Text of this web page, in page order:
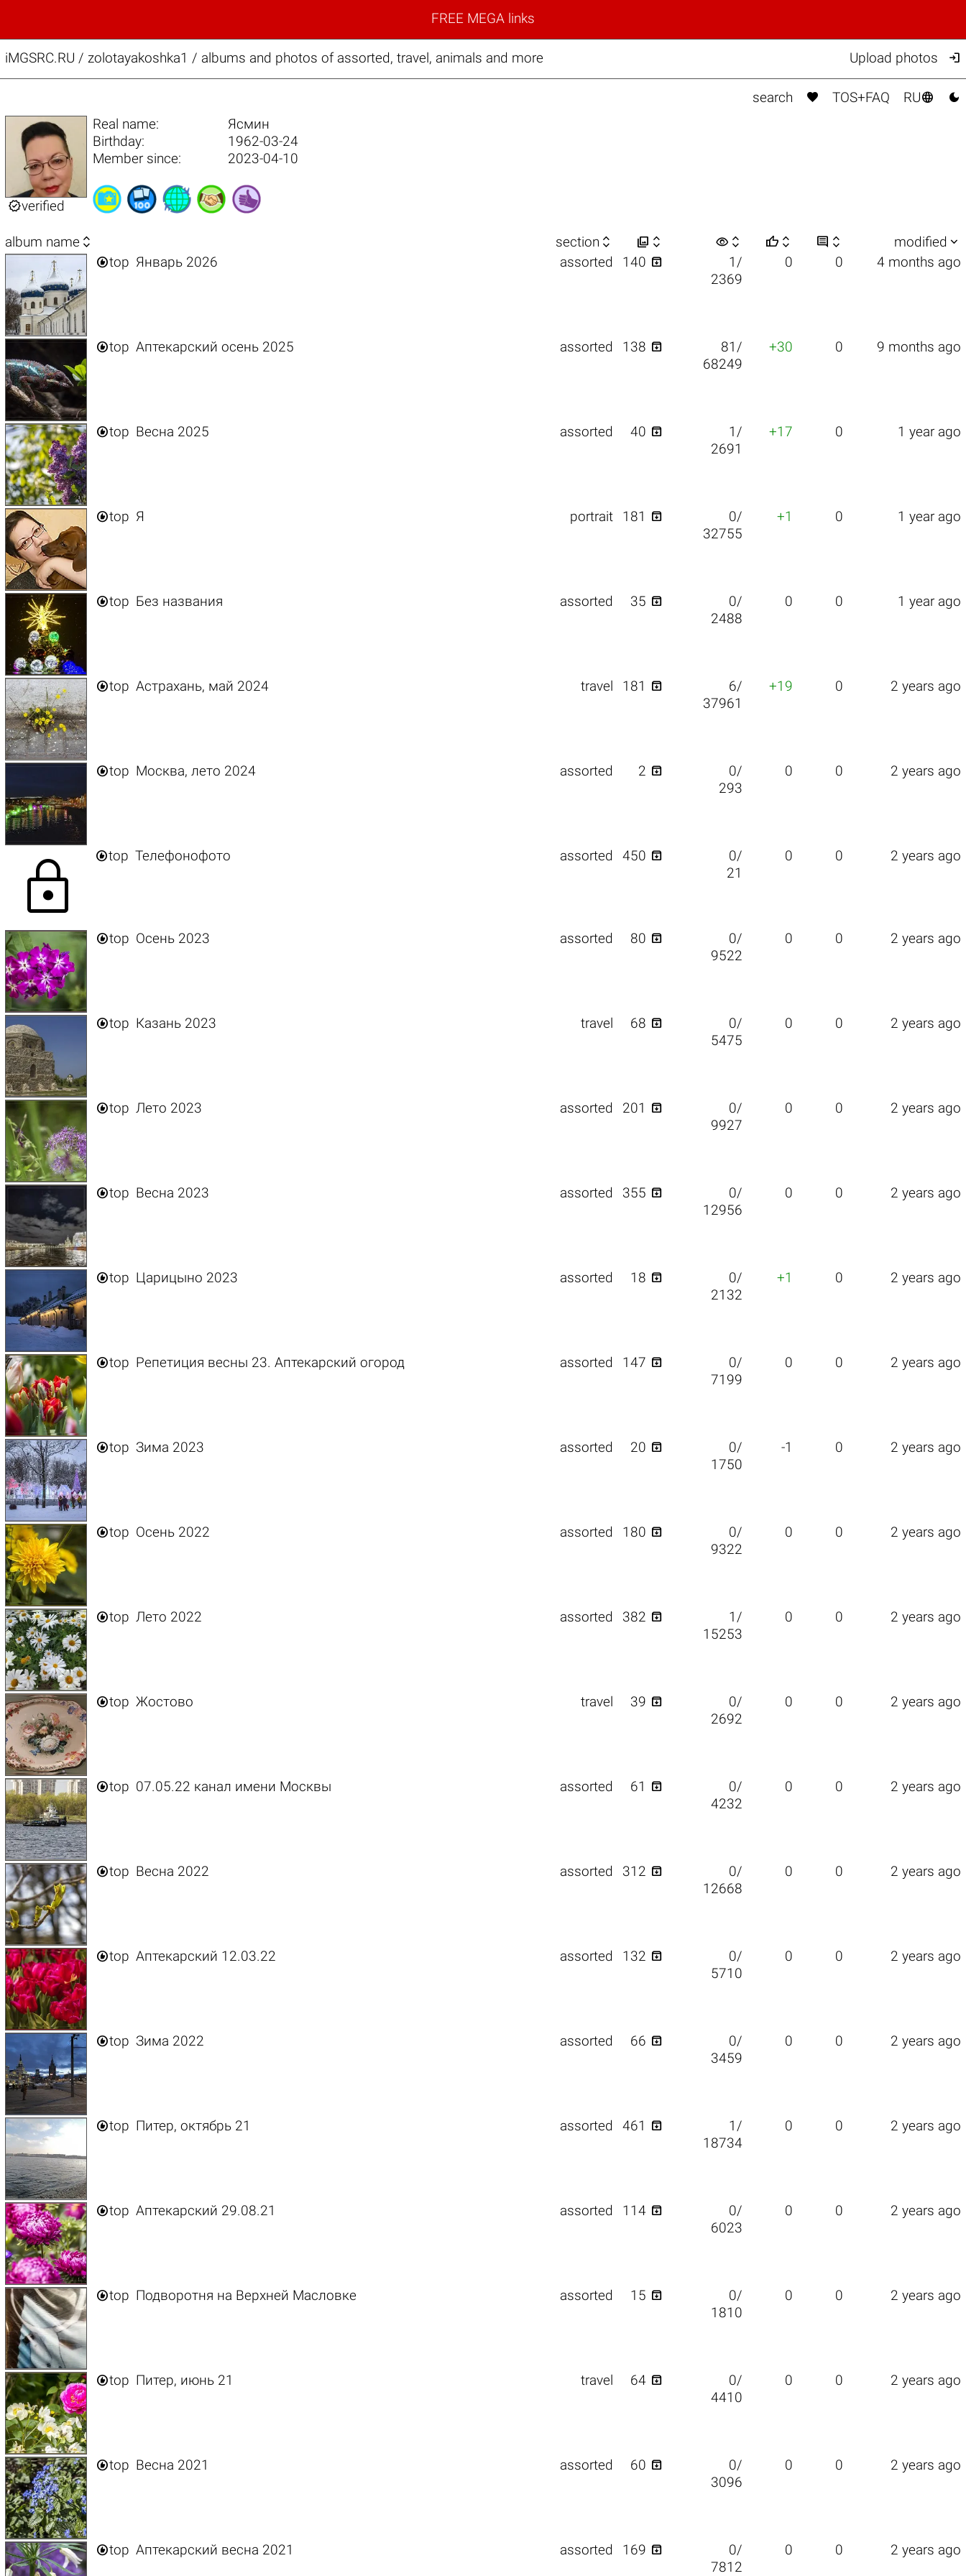
FREE MEGA links
iMGSRC.RU / zolotayakoshka1 / albums and photos of assorted, travel, animals and more Upload photos 
search  TOS+FAQ RU 
verified
Real name:
Ясмин
Birthday:
1962-03-24
Member since:
2023-04-10
album name  section    visibility      modified 
top Январь 2026 assorted 140 
1/
2369
0 0 4 months ago
top Аптекарский осень 2025 assorted 138 
81/
68249
+30 0 9 months ago
top Весна 2025 assorted 40 
1/
2691
+17 0 1 year ago
top Я portrait 181 
0/
32755
+1 0 1 year ago
top Без названия assorted 35 
0/
2488
0 0 1 year ago
top Астрахань, май 2024 travel 181 
6/
37961
+19 0 2 years ago
top Москва, лето 2024 assorted 2 
0/
293
0 0 2 years ago
lock top Телефонофото assorted 450 
0/
21
0 0 2 years ago
top Осень 2023 assorted 80 
0/
9522
0 0 2 years ago
top Казань 2023 travel 68 
0/
5475
0 0 2 years ago
top Лето 2023 assorted 201 
0/
9927
0 0 2 years ago
top Весна 2023 assorted 355 
0/
12956
0 0 2 years ago
top Царицыно 2023 assorted 18 
0/
2132
+1 0 2 years ago
top Репетиция весны 23. Аптекарский огород assorted 147 
0/
7199
0 0 2 years ago
top Зима 2023 assorted 20 
0/
1750
-1 0 2 years ago
top Осень 2022 assorted 180 
0/
9322
0 0 2 years ago
top Лето 2022 assorted 382 
1/
15253
0 0 2 years ago
top Жостово travel 39 
0/
2692
0 0 2 years ago
top 07.05.22 канал имени Москвы assorted 61 
0/
4232
0 0 2 years ago
top Весна 2022 assorted 312 
0/
12668
0 0 2 years ago
top Аптекарский 12.03.22 assorted 132 
0/
5710
0 0 2 years ago
top Зима 2022 assorted 66 
0/
3459
0 0 2 years ago
top Питер, октябрь 21 assorted 461 
1/
18734
0 0 2 years ago
top Аптекарский 29.08.21 assorted 114 
0/
6023
0 0 2 years ago
top Подворотня на Верхней Масловке assorted 15 
0/
1810
0 0 2 years ago
top Питер, июнь 21 travel 64 
0/
4410
0 0 2 years ago
top Весна 2021 assorted 60 
0/
3096
0 0 2 years ago
top Аптекарский весна 2021 assorted 169 
0/
7812
0 0 2 years ago